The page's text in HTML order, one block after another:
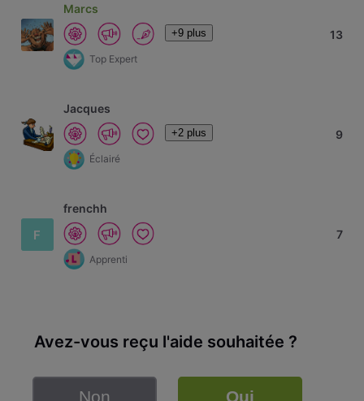
Marcs
+9 plus
Top Expert
13
Jacques
+2 plus
Éclairé
9
F
frenchh
Apprenti
7
Avez-vous reçu l'aide souhaitée ?
Non Oui